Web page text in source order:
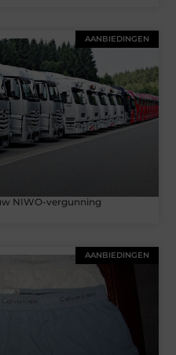
AANBIEDINGEN
NIWO-vergunning
AANBIEDINGEN